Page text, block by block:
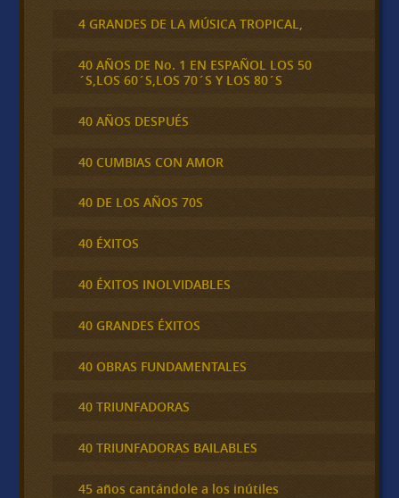
4 GRANDES DE LA MÚSICA TROPICAL,
40 AÑOS DE No. 1 EN ESPAÑOL LOS 50
´S,LOS 60´S,LOS 70´S Y LOS 80´S
40 AÑOS DESPUÉS
40 CUMBIAS CON AMOR
40 DE LOS AÑOS 70S
40 ÉXITOS
40 ÉXITOS INOLVIDABLES
40 GRANDES ÉXITOS
40 OBRAS FUNDAMENTALES
40 TRIUNFADORAS
40 TRIUNFADORAS BAILABLES
45 años cantándole a los inútiles